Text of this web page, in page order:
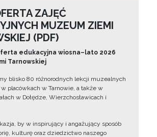
ZAJĘĆ
MUZEUM ZIEMI
(PDF)
edukacyjna wiosna–lato 2026
Tarnowskiej
blisko 80 różnorodnych lekcji muzealnych
placówkach w Tarnowie, a także w
w Dołędze, Wierzchosławicach i
by w inspirujący i angażujący sposób
kulturę oraz dziedzictwo naszego